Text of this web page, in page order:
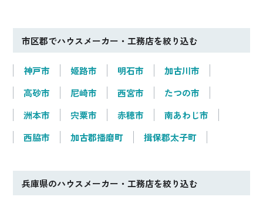
市区郡でハウスメーカー・工務店を絞り込む
神戸市 姫路市 明石市
加古川市
高砂市
尼崎市 西宮市
たつの市
洲本市
宍粟市 赤穂市
南あわじ市
西脇市
加古郡播磨町 揖保郡太子町
兵庫県のハウスメーカー・工務店を絞り込む